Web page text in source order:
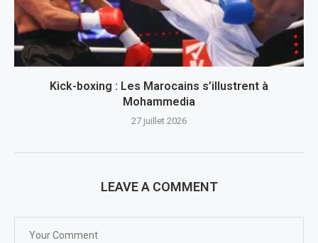
Kick-boxing : Les Marocains s’illustrent à
Mohammedia
27 juillet 2026
LEAVE A COMMENT